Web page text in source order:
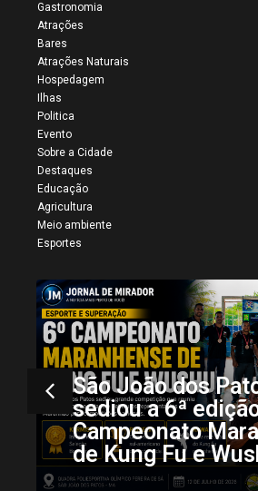
Gastronomia
Atrações
Bares
Atrações Naturais
Hospedagem
Ilhas
Politica
Evento
Sobre a Cidade
Destaques
Educação
Agricultura
Meio ambiente
Esportes
Mais registros
Vaquejada de